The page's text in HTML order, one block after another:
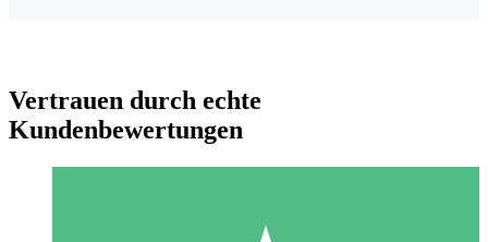
Vertrauen durch echte
Kundenbewertungen